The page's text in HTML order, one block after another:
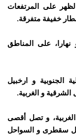
على المرتفعات
خفيفة متفرقة.
على المناطق
و ارخبيل
و الغربية.
و تصل أقصى
ارخبيل سقطرى و السواحل